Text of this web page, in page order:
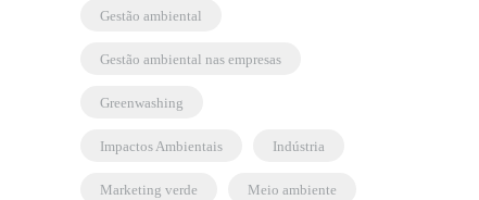
gestão ambiental
gestão ambiental nas empresas
greenwashing
Impactos Ambientais indústria
marketing verde meio ambiente